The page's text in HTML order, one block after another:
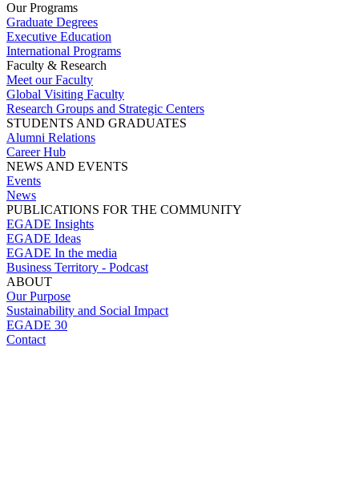
Our Programs
Graduate Degrees
Executive Education
International Programs
Faculty & Research
Meet our Faculty
Global Visiting Faculty
Research Groups and Strategic Centers
STUDENTS AND GRADUATES
Alumni Relations
Career Hub
NEWS AND EVENTS
Events
News
PUBLICATIONS FOR THE COMMUNITY
EGADE Insights
EGADE Ideas
EGADE In the media
Business Territory - Podcast
ABOUT
Our Purpose
Sustainability and Social Impact
EGADE 30
Contact